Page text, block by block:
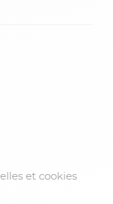
et cookies